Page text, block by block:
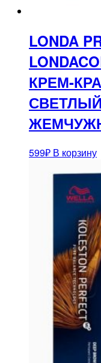
LONDA
КРЕМ-
599₽ В корзину